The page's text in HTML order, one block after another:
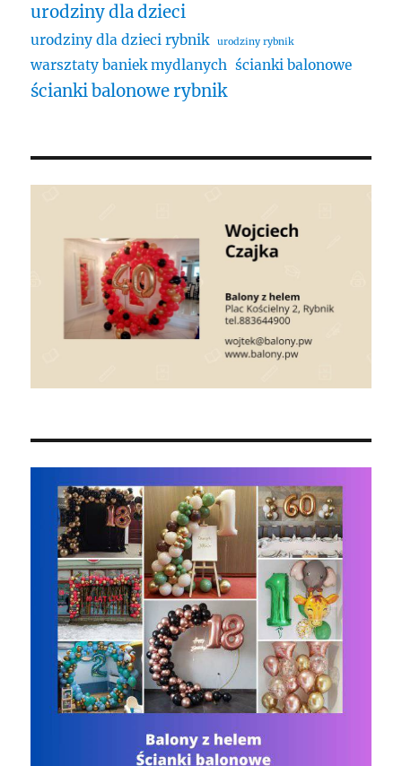
urodziny dla dzieci
urodziny dla dzieci rybnik urodziny rybnik
warsztaty baniek mydlanych ścianki balonowe
ścianki balonowe rybnik